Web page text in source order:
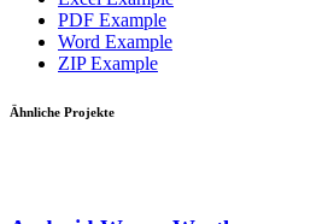
PDF Example
Word Example
ZIP Example
Ähnliche Projekte